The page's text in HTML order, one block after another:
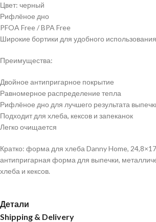
Цвет: черный
Рифлёное дно
PFOA Free / BPA Free
Широкие бортики для удобного использования
Преимущества:
Двойное антипригарное покрытие
Равномерное распределение тепла
Рифлёное дно для лучшего результата
Подходит для хлеба, кексов и запеканок
Легко очищается
Кратко: форма для хлеба Danny Home,
антипригарная форма для выпечки,
хлеба и кексов.
Детали
Shipping & Delivery